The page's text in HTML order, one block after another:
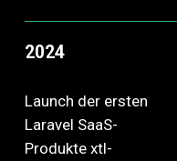
2024
Launch der ersten
Laravel SaaS-
Produkte xtl-